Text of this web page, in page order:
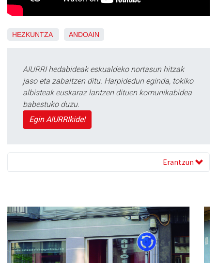
HEZKUNTZA ANDOAIN
AIURRI hedabideak eskualdeko nortasun hitzak
jaso eta zabaltzen ditu. Harpidedun eginda, tokiko
albisteak euskaraz lantzen dituen komunikabidea
babestuko duzu.
Egin AIURRIkide!
Erantzun